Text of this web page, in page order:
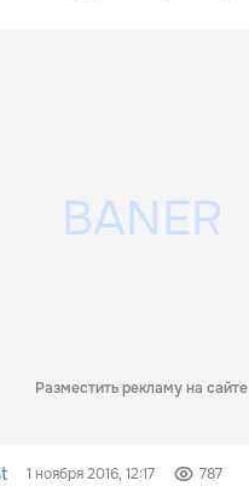
Разместить рекламу на сайте
1 ноября 2016, 12:17 787